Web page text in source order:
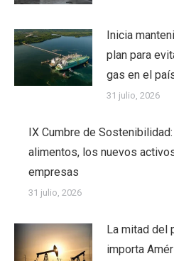
Inicia
plan para
gas en el
31 julio, 2026
IX Cumbre de
alimentos, los nuevos
empresas
31 julio, 2026
La mitad del
importa